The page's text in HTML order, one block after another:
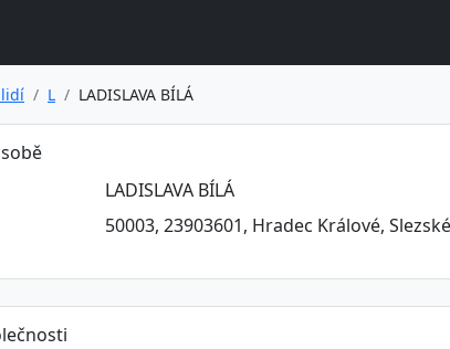
lidí L LADISLAVA BÍLÁ
LADISLAVA BÍLÁ
50003, 23903601, Hradec Králové,